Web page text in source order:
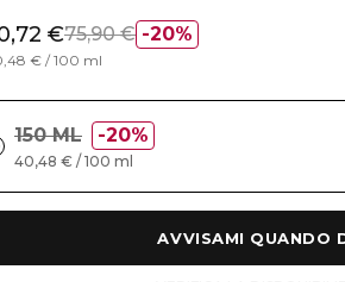
20%
€75,90 €
€ / 100 ml
150 ML 20%
40,48 € / 100 ml